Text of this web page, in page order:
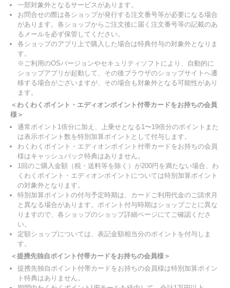
一部対象外となるサービスがあります。
お問合せの際は各ショップが発行する注文番号等が必要になる場合
があります。各ショップからご注文後に届く注文番号等の記載のあ
るメールを必ず保管してください。
各ショップのアプリ上で購入した場合は特典付与の対象外となりま
す。
※ご利用のOSバージョンやセキュリティソフトにより、自動的に
ショップアプリが起動して、その後ブラウザのショップサイトへ遷
移する場合がございますが、その場合も対象外となる可能性があり
ます。
＜わくわくポイント・エディオンポイント付帯カードをお持ちの会員
様＞
通常ポイント1倍分に加え、上乗せとなる1〜19倍分のポイントまた
は表示ポイント数を特別加算ポイントとして付与します。
わくわくポイント・エディオンポイント付帯カードをお持ちの会員
様はキャッシュバック特典はありません。
1回のご購入金額（税・送料等を除く）が200円を満たない場合、わ
くわくポイント・エディオンポイントについては特別加算ポイント
の対象外となります。
特別加算ポイントの付与予定時期は、カードご利用代金のご請求月
と異なる場合があります。ポイント付与時期はショップごとに異な
りますので、各ショップのショップ詳細ページにてご確認くださ
い。
定額ショップについては、表記金額相当分のポイントを付与しま
す。
＜提携先独自ポイント付帯カードをお持ちの会員様＞
提携先独自ポイント付帯カードをお持ちの会員様は特別加算ポイン
ト特典はありません。